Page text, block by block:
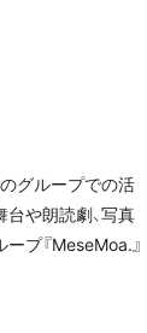
グループでの活
台や朗読劇、写真
プ『MeseMoa.』